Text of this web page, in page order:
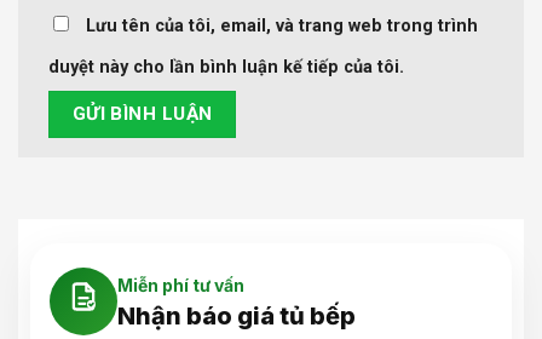
Lưu tên của tôi, email, và trang web trong trình
duyệt này cho lần bình luận kế tiếp của tôi.
Miễn phí tư vấn
Nhận báo giá tủ bếp